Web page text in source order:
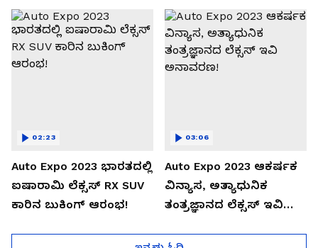
Auto Expo 2023 ಭಾರತದಲ್ಲಿ
ಐಷಾರಾಮಿ ಲೆಕ್ಸಸ್ RX SUV
ಕಾರಿನ ಬುಕಿಂಗ್ ಆರಂಭ!
02:23
Auto Expo 2023 ಆಕರ್ಷಕ
ವಿನ್ಯಾಸ, ಅತ್ಯಾಧುನಿಕ
ತಂತ್ರಜ್ಞಾನದ ಲೆಕ್ಸಸ್ ಇವಿ
03:06